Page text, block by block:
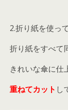
2.折り紙を使っ
折り紙をすべて
きれいな傘に仕
重ねてカット し